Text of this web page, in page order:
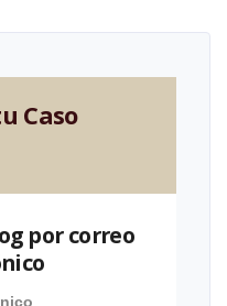
Caso
por correo